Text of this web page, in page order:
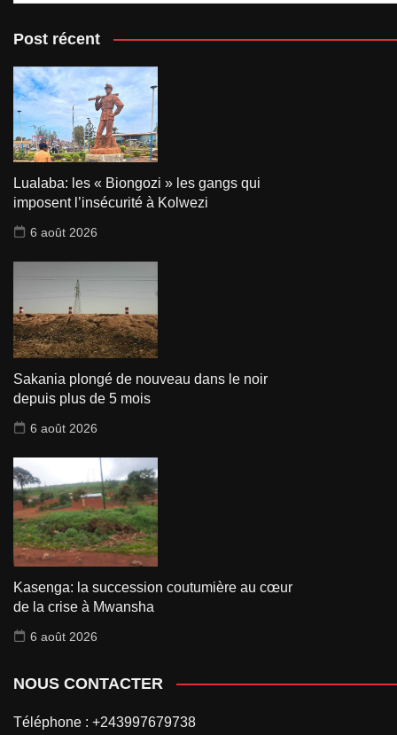
Post récent
Lualaba: les « Biongozi » les gangs qui
imposent l’insécurité à Kolwezi
6 août 2026
Sakania plongé de nouveau dans le noir
depuis plus de 5 mois
6 août 2026
Kasenga: la succession coutumière au cœur
de la crise à Mwansha
6 août 2026
NOUS CONTACTER
Téléphone : +243997679738